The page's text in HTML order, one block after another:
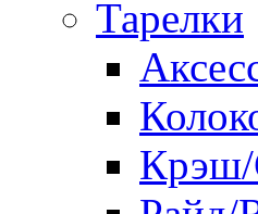
Тарелки
Крэш/